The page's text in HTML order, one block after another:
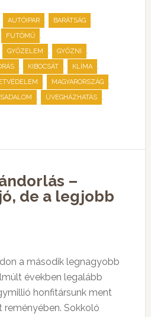
AUTÓIPAR , BARÁTSÁG ,
FUTÓMŰ ,
GYŐZELEM , GYŐZNI ,
, KIBOCSÁT , KLÍMA ,
, MAGYARORSZÁG ,
, ÜVEGHÁZHATÁS ,
–
de a legjobb
a második legnagyobb
években legalább
honfitársunk ment
Sokkoló